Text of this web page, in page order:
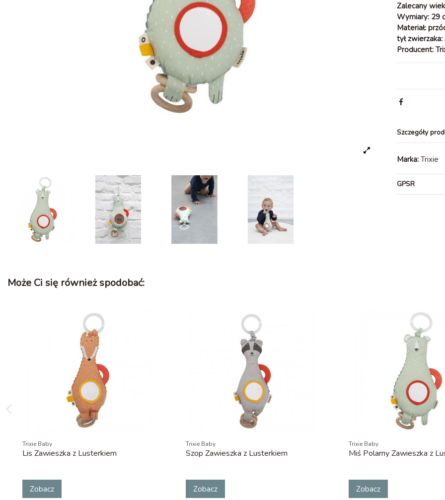
Zalecany
Wymiary: 29
Materiał:
tył
Producent:
Szczegóły
Marka: Trixie
GPSR
Może Ci się również spodobać:
Trixie Baby
Lis Zawieszka z Lusterkiem
Zobacz
Trixie Baby
Szop Zawieszka z Lusterkiem
Zobacz
Trixie Baby
Miś Polarny Zawieszka z
Zobacz